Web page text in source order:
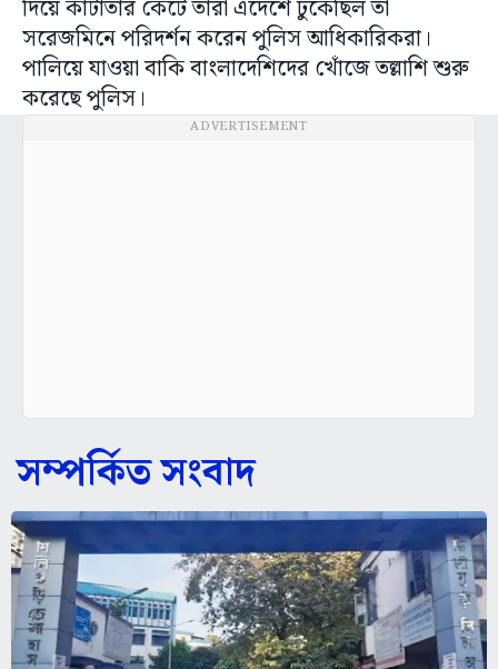
দিয়ে কাঁটাতার কেটে তারা এদেশে ঢুকেছিল তা
সরেজমিনে পরিদর্শন করেন পুলিস আধিকারিকরা।
পালিয়ে যাওয়া বাকি বাংলাদেশিদের খোঁজে তল্লাশি শুরু
করেছে পুলিস।
ADVERTISEMENT
সম্পর্কিত সংবাদ